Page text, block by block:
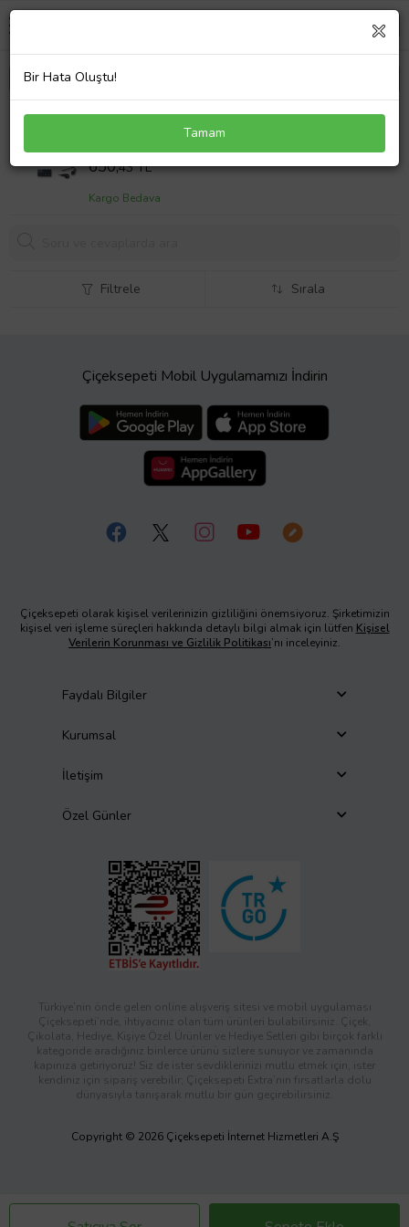
Dell Latitude N002L357015EMEA_U Notebook
Adaptör Laptop Şarj 90W
Sepet Fiyatı
650,43 TL
Kargo Bedava
Filtrele Sırala
Çiçeksepeti Mobil Uygulamamızı İndirin
Çiçeksepeti olarak kişisel verilerinizin gizliliğini önemsiyoruz. Şirketimizin
kişisel veri işleme süreçleri hakkında detaylı bilgi almak için lütfen Kişisel
Verilerin Korunması ve Gizlilik Politikası’nı inceleyiniz.
Faydalı Bilgiler
Kurumsal
İletişim
Özel Günler
Türkiye’nin önde gelen online alışveriş sitesi ve mobil uygulaması
Çiçeksepeti’nde, ihtiyacınız olan tüm ürünleri bulabilirsiniz. Çiçek,
Çikolata, Hediye, Kişiye Özel Ürünler ve Hediye Setleri gibi birçok farklı
kategoride aradığınız binlerce ürünü sizlere sunuyor ve zamanında
kapınıza getiriyoruz! Siz de ister sevdiklerinizi mutlu etmek için, ister
kendiniz için sipariş verebilir; Çiçeksepeti Extra’nın fırsatlarla dolu
dünyasıyla tanışarak mutlu bir gün geçirebilirsiniz.
Copyright © 2026 Çiçeksepeti İnternet Hizmetleri A.Ş
Bir Hata Oluştu!
Tamam